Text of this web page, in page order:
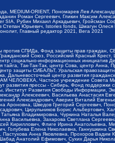
MEDIUM-ORIENT, Пономарев Лев
Роман Сергеевич, Гликин Максим
Рубин Михаил Аркадьевич, Гройсман
Юрьевич, Istories fonds, Шмагун Олеся
Главный редактор 2021, Вега 2021
СПИДа, Фонд защиты прав граждан,
Союз, Российский Красный
социально-информационных инициатив
Так-Так-Так, центр Сова, центр Анна,
защиты СИБАЛЬТ, Уральская
Дальневосточный центр развития
ЧЕЛОВЕКА, Частное учреждение Совета
прессы - Сибирь, Фонд поддержки
Институт Развития Свободы Информации,
Алексеевич, Васильева Анастасия
Александрович, Аверин Виталий
Шведов Григорий Сергеевич,
Цирульников Борис Альбертович,
Владимировна, Чуркина Наталья
Васильевна, Захарова Светлана
Кириллович, Флиге Ирина Анатольевна,
Елена Николаевна, Ганнушкина
Анна Яковлевна, Прохоров Вадим
Анатолий Ефимович, Сухих Дарья